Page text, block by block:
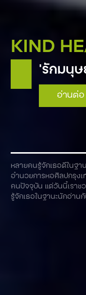
หลายคนรู้จักเธอดีในฐา
อำนวยการหอศิลปกรุงเ
คนปัจจุบัน แต่วันนี้เราช
รู้จักเธอในฐานะนักอ่าน
KIND
‘รักมนุ
อ่านต่อ